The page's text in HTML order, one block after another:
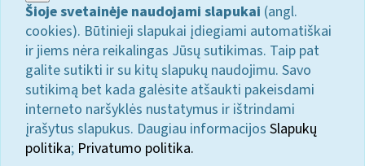
Šioje svetainėje naudojami slapukai (angl.
cookies). Būtinieji slapukai įdiegiami automatiškai
ir jiems nėra reikalingas Jūsų sutikimas. Taip pat
galite sutikti ir su kitų slapukų naudojimu. Savo
sutikimą bet kada galėsite atšaukti pakeisdami
interneto naršyklės nustatymus ir ištrindami
įrašytus slapukus. Daugiau informacijos Slapukų
politika; Privatumo politika.